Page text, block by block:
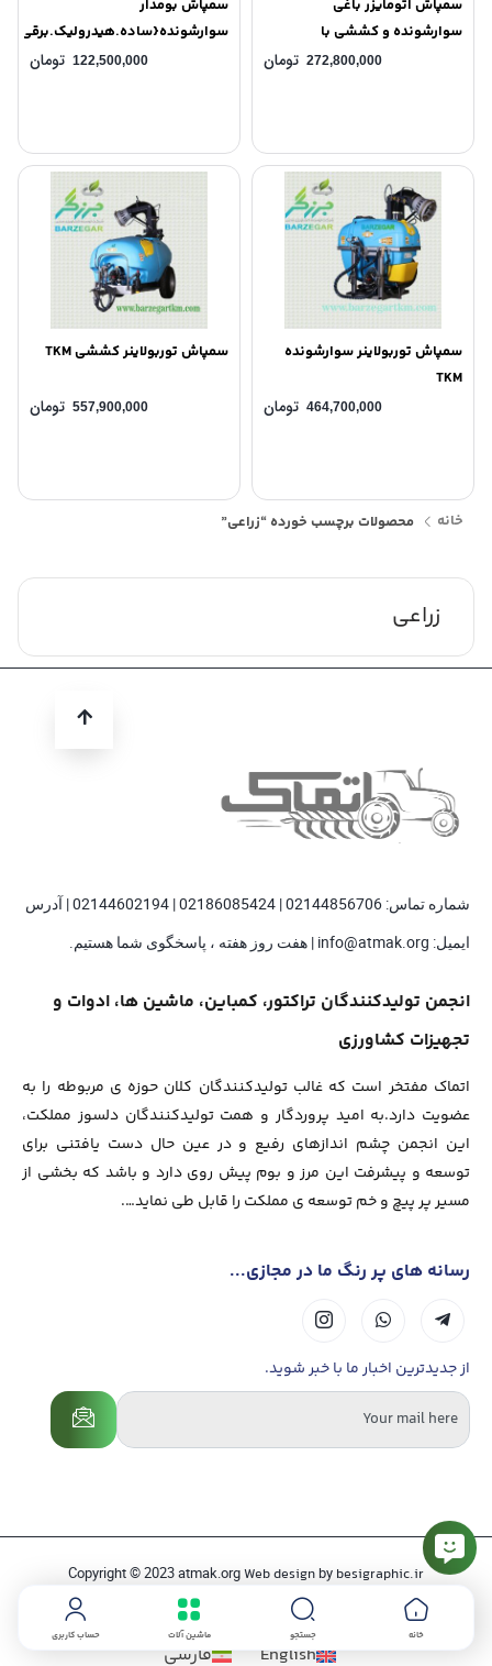
خانه جستجو ماشین آلات حساب کاربری
سمپاش اتومایزر باغی
سوارشونده و کششی با
فن(700ده نازل -800شانزده
272,800,000 تومان
سمپاش بومدار
سوارشونده{ساده.هیدرولیک.برقی}
122,500,000 تومان
سمپاش توربولاینر سوارشونده
TKM
464,700,000 تومان
سمپاش توربولاینر کششی TKM
557,900,000 تومان
خانه محصولات برچسب خورده “زراعی”
زراعی
شماره تماس: 02144856706 | 02186085424 | 02144602194 | آدرس
ایمیل: info@atmak.org | هفت روز هفته ، پاسخگوی شما هستیم.
انجمن تولیدکنندگان تراکتور، کمباین، ماشین ها، ادوات و
تجهیزات کشاورزی
اتماک مفتخر است که غالب تولیدکنندگان کلان حوزه ی مربوطه را به
عضویت دارد.به امید پروردگار و همت تولیدکنندگان دلسوز مملکت،
این انجمن چشم اندازهای رفیع و در عین حال دست یافتنی برای
توسعه و پیشرفت این مرز و بوم پیش روی دارد و باشد که بخشی از
مسیر پر پیچ و خم توسعه ی مملکت را قابل طی نماید….
رسانه های پر رنگ ما در مجازی...
از جدیدترین اخبار ما با خبر شوید.
Copyright © 2023 atmak.orgWeb designby besigraphic.ir
English فارسی